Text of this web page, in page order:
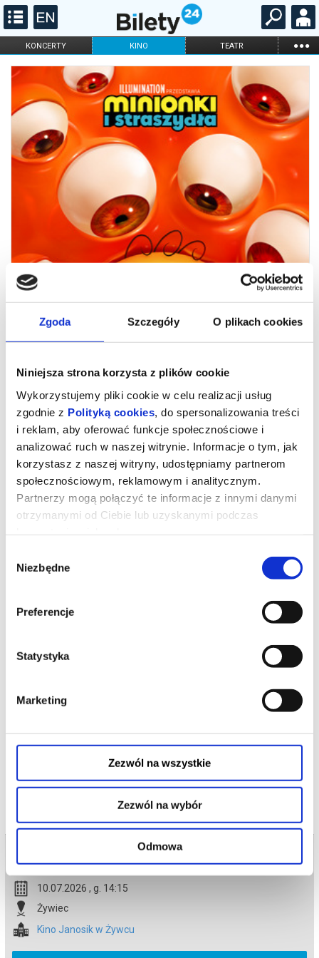
Zgoda Szczegóły O plikach cookies
Niniejsza strona korzysta z plików cookie
Wykorzystujemy pliki cookie w celu realizacji usług
zgodnie z Polityką cookies , do spersonalizowania treści
i reklam, aby oferować funkcje społecznościowe i
analizować ruch w naszej witrynie. Informacje o tym, jak
korzystasz z naszej witryny, udostępniamy partnerom
społecznościowym, reklamowym i analitycznym.
Partnerzy mogą połączyć te informacje z innymi danymi
otrzymanymi od Ciebie lub uzyskanymi podczas
zgody
Niezbędne
Preferencje
Statystyka
Marketing
Zezwól na wszystkie
Zezwól na wybór
Odmowa
KONCERTY KINO TEATR ...
FILHARMONIA OPERA I BALET
STAND-UP
DLA DZIECI
ONLINE KARNETY
Minionki i straszydła
Po światowym sukcesie najzabawniejszej komedii lata 2024 roku,
„Gru i Minionki: pod przykrywką”, studio Illumination rozszerza
To zuchwała, absurdalna historia o tym, jak Minionki podbiły
spróbować ocalić planetę przed chaosem, który same wywołały.
Bezpieczne zakupy w Bilety24. W przypadku odwołania
wydarzenia, gwarantujemy automatyczny zwrot środków
potwierdzony komunikatem wysyłanym na adres e-mail, podany
10.07.2026 , g. 14:15 (piątek)
10.07.2026 , g. 14:15
Żywiec
Kino Janosik w Żywcu